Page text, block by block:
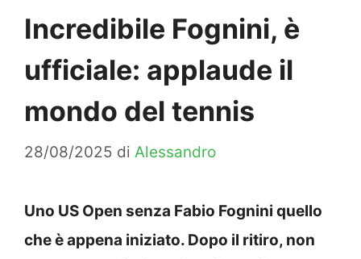
Incredibile Fognini, è
ufficiale: applaude il
mondo del tennis
28/08/2025 di Alessandro
Uno US Open senza Fabio Fognini quello
che è appena iniziato. Dopo il ritiro, non